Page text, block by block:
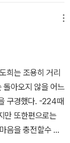
만 그 이상의 감
로 통하는 고교생
은 오늘의 소중함
기며 무의미하게
고 반짝이는 순간
그 사실을 숨겼
모 입장에서 당
을 것이다. 하지
면 현재의 삶을
희와 은
. 다른 작품 같으
같다. 말도 걸지 않
마을 사람들은
한눈에 알아본
대신 하늘로 갔던
없이 떠난 그를
수 있었을까?
았을까? 끊임없이
어떻게 살고 있
다. 어린 시절 사고
희는 자신들을 지
들의 목숨을 구해
를 당하고 나서 도
꿈을 꾸게 되면서
희는 조용히 거리
돌아오지 않을 어느
구경했다. -224때
만 또한편으로는
음을 충전할수 있